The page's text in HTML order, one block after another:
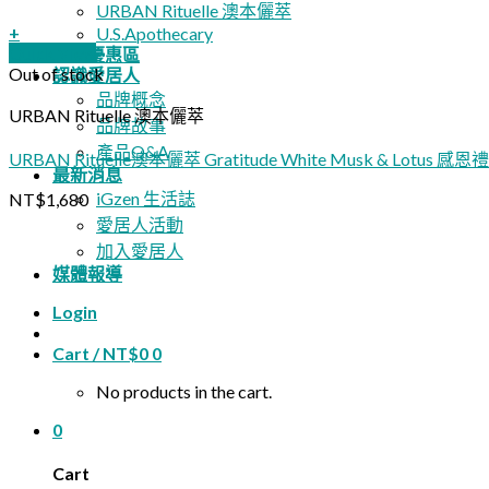
URBAN Rituelle 澳本儷萃
U.S.Apothecary
限時優惠區
認識愛居人
品牌概念
品牌故事
產品Q&A
最新消息
iGzen 生活誌
愛居人活動
加入愛居人
媒體報導
Login
Cart /NT$0 0
No products in the cart.
0
Cart
+
Out of stock
URBAN Rituelle 澳本儷萃
URBAN Rituelle澳本儷萃 Gratitude White Musk & Lotus 感恩
NT$1,680